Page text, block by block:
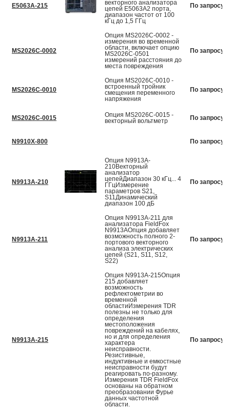
E5063A-215
векторного анализатора
цепей E5063A2 порта,
диапазон частот от 100
кГц до 1,5 ГГц
По запросу
MS2026C-0002
Опция MS2026C-0002 -
измерения во временной
области, включает опцию
MS2026C-0501
измерений расстояния до
места повреждения
По запросу
MS2026С-0010
Опция MS2026C-0010 -
встроенный тройник
смещения переменного
напряжения
По запросу
MS2026С-0015
Опция MS2026C-0015 -
векторный вольтметр
По запросу
N9910X-800 По запросу
N9913A-210
Опция N9913A-
210Векторный
анализатор
цепейДиапазон 30 кГц... 4
ГГцИзмерение
параметров S21,
S11Динамический
диапазон 100 дБ
По запросу
N9913A-211
Опция N9913A-211 для
анализатора FieldFox
N9913AОпция добавляет
возможность полного 2-
портового векторного
анализа электрических
цепей (S21, S11, S12,
S22)
По запросу
N9913A-215
Опция N9913A-215Опция
215 добавляет
возможность
рефлектометрии во
временной
областиИзмерения TDR
полезны не только для
определения
местоположения
повреждений на кабелях,
но и для определения
характера
неисправности.
Резистивные,
индуктивные и емкостные
неисправности будут
реагировать по-разному.
Измерения TDR FieldFox
основаны на обратном
преобразовании Фурье
данных частотной
области.
По запросу